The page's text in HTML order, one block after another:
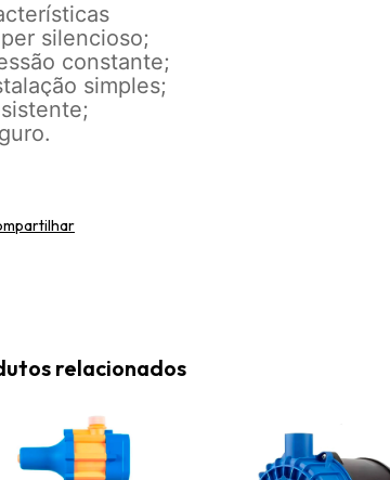
silencioso;
constante;
simples;
relacionados